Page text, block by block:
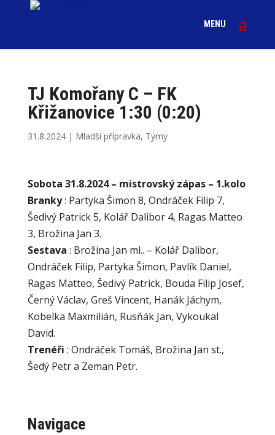
TJ Komořany C – FK
Křižanovice 1:30 (0:20)
31.8.2024| Mladší přípravka, Týmy
Sobota 31.8.2024 – mistrovský zápas – 1.kolo
Branky: Partyka Šimon 8, Ondráček Filip 7,
Šedivý Patrick 5, Kolář Dalibor 4, Ragas Matteo
3, Brožina Jan 3.
Sestava : Brožina Jan ml.. – Kolář Dalibor,
Ondráček Filip, Partyka Šimon, Pavlík Daniel,
Ragas Matteo, Šedivý Patrick, Bouda Filip Josef,
Černý Václav, Greš Vincent, Hanák Jáchym,
Kobelka Maxmilián, Rusňák Jan, Vykoukal
David.
Trenéři : Ondráček Tomáš, Brožina Jan st.,
Šedý Petr a Zeman Petr.
Navigace